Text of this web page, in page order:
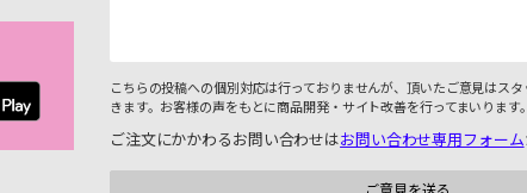
こちらの投稿への個別対応は行っておりませんが、頂いたご意見はス
きます。お客様の声をもとに商品開発・サイト改善を行ってまいります。
ご注文にかかわるお問い合わせはお問い合わせ専用フォーム